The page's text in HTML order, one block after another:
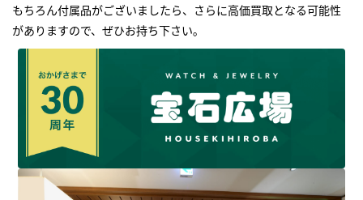
もちろん付属品がございましたら、さらに高価買取となる可能性
がありますので、ぜひお持ち下さい｡